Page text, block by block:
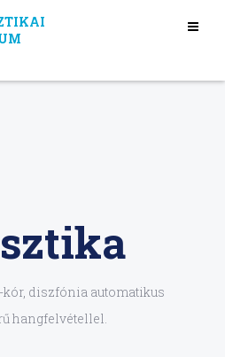
diszfónia automatikus
hangfelvétellel.